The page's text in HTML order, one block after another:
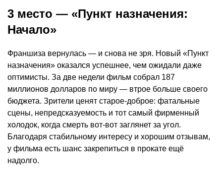
3 место — «Пункт назначения:
Начало»
Франшиза вернулась — и снова не зря. Новый «Пункт
назначения» оказался успешнее, чем ожидали даже
оптимисты. За две недели фильм собрал 187
миллионов долларов по миру — втрое больше своего
бюджета. Зрители ценят старое-доброе: фатальные
сцены, непредсказуемость и тот самый фирменный
холодок, когда смерть вот-вот заглянет за угол.
Благодаря стабильному интересу и хорошим отзывам,
у фильма есть шанс закрепиться в прокате ещё
надолго.